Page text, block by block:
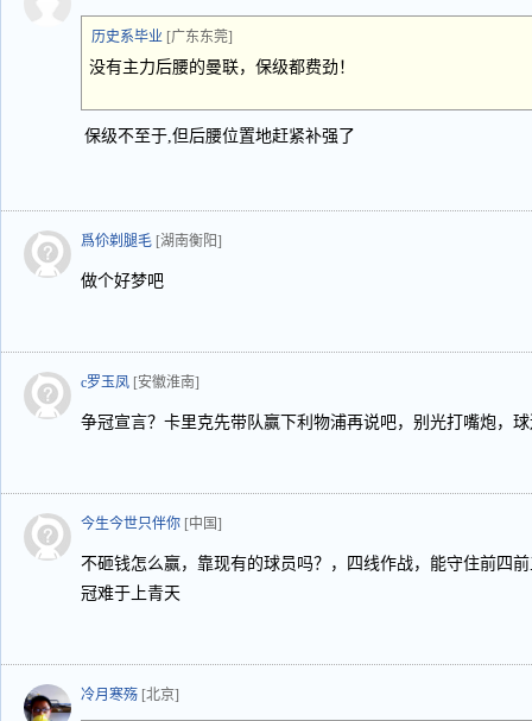
历史系毕业 [广东东莞]
没有主力后腰的曼联，保级都费劲！
保级不至于,但后腰位置地赶紧补强了
爲伱剃腿毛 [湖南衡阳]
做个好梦吧
c罗玉凤 [安徽淮南]
争冠宣言？卡里克先带队赢下利物浦再说吧，别光打嘴炮，
今生今世只伴你 [中国]
不砸钱怎么赢，靠现有的球员吗？，四线作战，能守住前四
冠难于上青天
冷月寒殇 [北京]